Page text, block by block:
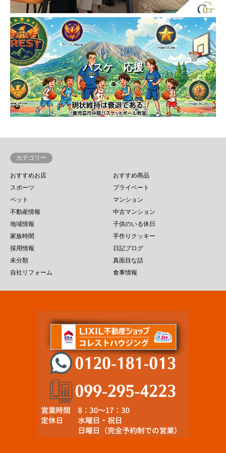
バスケ 応援
カテゴリー
おすすめお店
おすすめ商品
スポーツ
プライベート
ペット
マンション
不動産情報
中古マンション
地域情報
子供のいる休日
家族時間
手作りクッキー
採用情報
日記ブログ
未分類
真面目な話
自社リフォーム
食事情報